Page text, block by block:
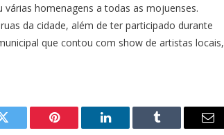
homenagens a todas as mojuenses.
da cidade, além de ter participado durante
que contou com show de artistas locais,
Twitter Pinterest LinkedIn Tumblr
E-